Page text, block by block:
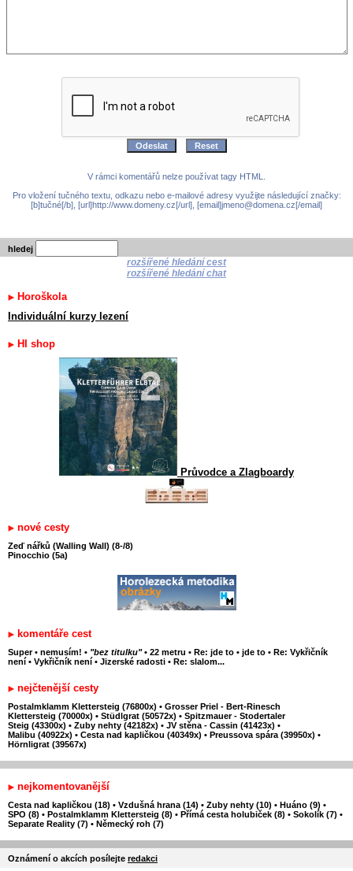
V rámci komentářů nelze používat tagy HTML.
Pro vložení tučného textu, odkazu nebo e-mailové adresy využijte následující značky:
[b]tučné[/b], [url]http://www.domeny.cz[/url], [email]jmeno@domena.cz[/email]
hledej
rozšířené hledání cest
rozšířené hledání chat
Horoškola
Individuální kurzy lezení
HI shop
Průvodce a Zlagboardy
nové cesty
Zeď nářků (Walling Wall) (8-/8)
Pinocchio (5a)
komentáře cest
Super • nemusím! • "bez titulku" • 22 metru • Re: jde to • jde to • Re: Vykřičník
není • Vykřičník není • Jizerské radosti • Re: slalom...
nejčtenější cesty
Postalmklamm Klettersteig (76800x) • Grosser Priel - Bert-Rinesch
Klettersteig (70000x) • Stüdlgrat (50572x) • Spitzmauer - Stodertaler
Steig (43300x) • Zuby nehty (42182x) • JV stěna - Cassin (41423x) •
Malibu (40922x) • Cesta nad kapličkou (40349x) • Preussova spára (39950x) •
Hörnligrat (39567x)
nejkomentovanější
Cesta nad kapličkou (18) • Vzdušná hrana (14) • Zuby nehty (10) • Huáno (9) •
SPO (8) • Postalmklamm Klettersteig (8) • Přímá cesta holubiček (8) • Sokolík (7) •
Separate Reality (7) • Německý roh (7)
Oznámení o akcích posílejte redakci